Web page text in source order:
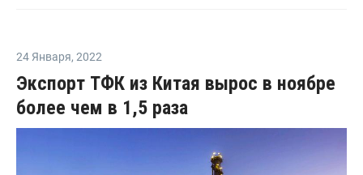
24 Января, 2022
Экспорт ТФК из Китая вырос в ноябре
более чем в 1,5 раза